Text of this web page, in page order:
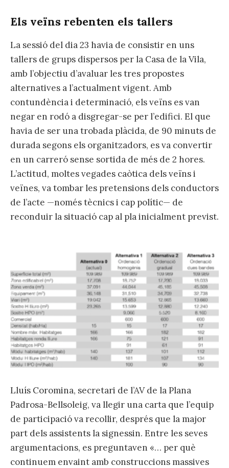
Els veïns rebenten els tallers
La sessió del dia 23 havia de consistir en uns
tallers de grups dispersos per la Casa de la Vila,
amb l’objectiu d’avaluar les tres propostes
alternatives a l’actualment vigent. Amb
contundència i determinació, els veïns es van
negar en rodó a disgregar-se per l’edifici. El que
havia de ser una trobada plàcida, de 90 minuts de
durada segons els organitzadors, es va convertir
en un carreró sense sortida de més de 2 hores.
L’actitud, moltes vegades caòtica dels veïns i
veïnes, va tombar les pretensions dels conductors
de l’acte —només tècnics i cap polític— de
reconduir la situació cap al pla inicialment previst.
Lluís Coromina, secretari de l’AV de la Plana
Padrosa-Bellsoleig, va llegir una carta que l’equip
de participació va recollir, després que la major
part dels assistents la signessin. Entre les seves
argumentacions, es preguntaven «… per què
continuem envaint amb construccions massives